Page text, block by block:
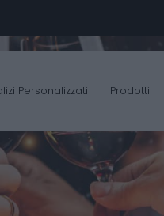
Personalizzati Prodotti